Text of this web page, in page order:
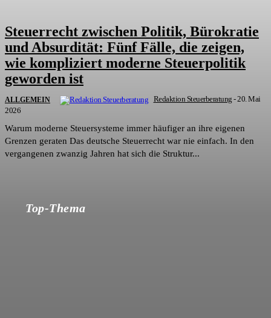
Steuerrecht zwischen Politik, Bürokratie
und Absurdität: Fünf Fälle, die zeigen,
wie kompliziert moderne Steuerpolitik
geworden ist
ALLGEMEIN Redaktion Steuerberatung -20. Mai
2026
Warum moderne Steuersysteme immer häufiger an ihre eigenen
Grenzen geraten Das deutsche Steuerrecht war nie einfach. In den
vergangenen zwanzig Jahren hat sich die Struktur...
Top-Thema